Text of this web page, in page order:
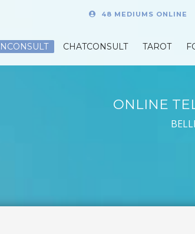
48 MEDIUMS ONLINE
CHATCONSULT TAROT
ONLINE